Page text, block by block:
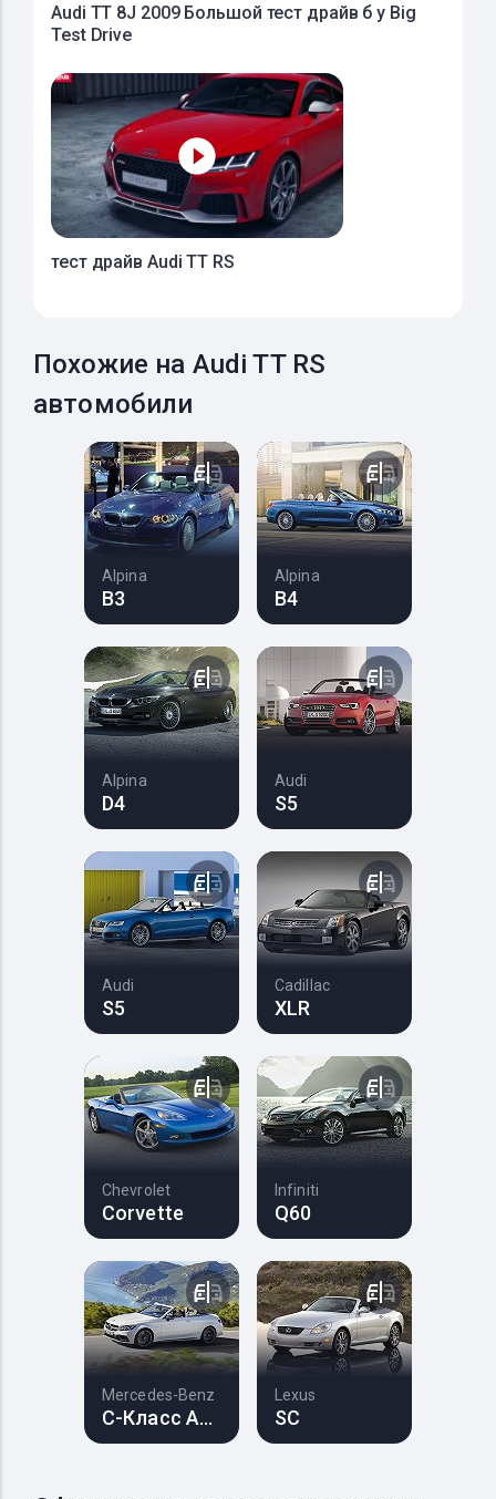
Audi TT 8J 2009 Большой тест драйв б у Big
Test Drive
тест драйв Audi TT RS
Похожие на Audi TT RS
автомобили
Alpina
B3
Alpina
B4
Alpina
D4
Audi
S5
Audi
S5
Cadillac
XLR
Chevrolet
Corvette
Infiniti
Q60
Mercedes-Benz
C-Класс AMG
Lexus
SC